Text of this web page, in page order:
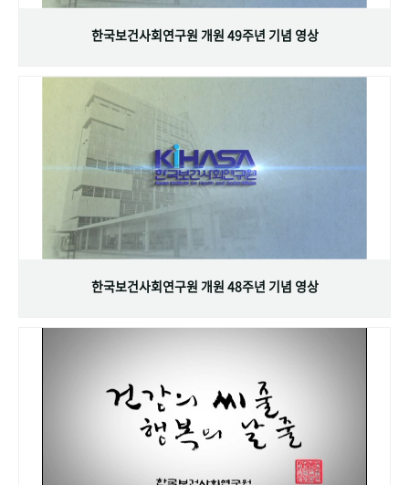
VR 역사관
한국보건사회연구원 개원 49주년 기념 영상
한국보건사회연구원 개원 48주년 기념 영상